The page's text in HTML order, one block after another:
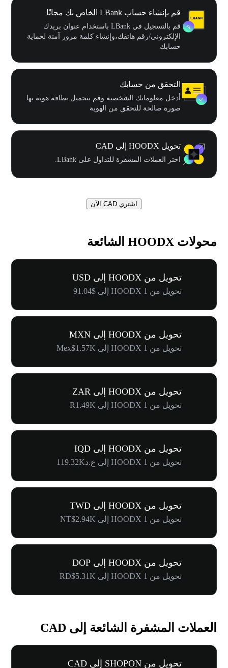
قم بإنشاء حساب LBank الخاص بك مجانًا
قم بالتسجيل في LBank باستخدام عنوان بريدك
الإلكتروني/رقم هاتفك،وإنشاء كلمة مرور آمنة لحماية
حسابك
التحقق من حسابك
أدخل معلوماتك الشخصية وقم بتحميل بطاقة هوية بها
صورة صالحة للتحقق من الهوية
تحويل HOODX إلى CAD
اختر العملات المشفرة للتداول على LBank.
اشتري CAD الآن
محولات HOODX الشائعة
تحويل من HOODX إلى USD
تحويل من 1 HOODX إلى $91.04
تحويل من HOODX إلى MXN
تحويل من 1 HOODX إلى Mex$1.57K
تحويل من HOODX إلى ZAR
تحويل من 1 HOODX إلى R1.49K
تحويل من HOODX إلى IQD
تحويل من 1 HOODX إلى ع.د119.32K
تحويل من HOODX إلى TWD
تحويل من 1 HOODX إلى NT$2.94K
تحويل من HOODX إلى DOP
تحويل من 1 HOODX إلى RD$5.31K
العملات المشفرة الشائعة إلى CAD
تحويل من SHOPON إلى CAD